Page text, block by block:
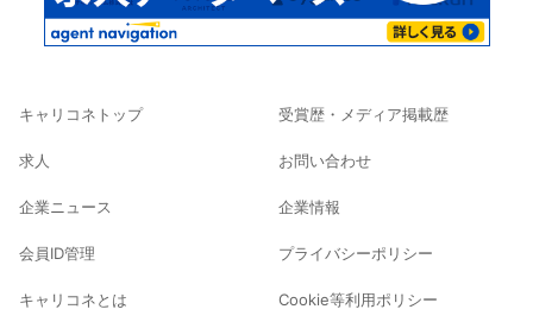
キャリコネトップ
求人
企業ニュース
会員ID管理
キャリコネとは
受賞歴・メディア掲載歴
お問い合わせ
企業情報
プライバシーポリシー
Cookie等利用ポリシー